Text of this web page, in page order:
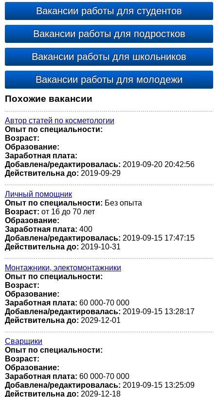
Вакансии работы для студентов
Вакансии работы для подростков
Вакансии работы для школьников
Вакансии работы для молодежи
Похожие вакансии
Автор статей по косметологии
Опыт по специальности:
Возраст:
Образование:
Заработная плата:
Добавлена/редактировалась: 2019-09-20 20:42:56
Действительна до: 2019-09-29
Личный помощник
Опыт по специальности: Без опыта
Возраст: от 16 до 70 лет
Образование:
Заработная плата: 400
Добавлена/редактировалась: 2019-09-15 17:47:15
Действительна до: 2019-10-31
Монтажники, электомонтажники
Опыт по специальности:
Возраст:
Образование:
Заработная плата: 60 000-70 000
Добавлена/редактировалась: 2019-09-15 13:28:17
Действительна до: 2029-12-01
Сварщики
Опыт по специальности:
Возраст:
Образование:
Заработная плата: 60 000-70 000
Добавлена/редактировалась: 2019-09-15 13:25:09
Действительна до: 2029-12-18